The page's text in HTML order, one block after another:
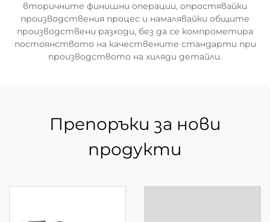
вторичните финишни операции, опростявайки
производствения процес и намалявайки общите
производствени разходи, без да се компрометира
постоянството на качествените стандарти при
производството на хиляди детайли.
Препоръки за нови
продукти